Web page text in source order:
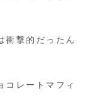
衝撃的だったん
コレートマフィ